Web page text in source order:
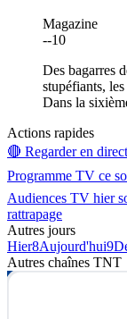
Magazine
--10
Des bagarres
stupéfiants,
Dans la
Actions rapides
🔴 Regarder en direct
Programme TV ce
Audiences TV hier
rattrapage
Autres jours
Hier8Aujourd'hui9
Autres chaînes TNT